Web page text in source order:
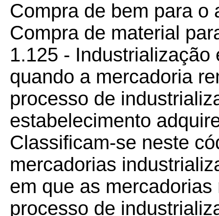
Compra de bem para o
Compra de material
1.125 -
quando a mercadoria
processo de
estabelecimento
Classificam-se neste
mercadorias
em que as
processo de